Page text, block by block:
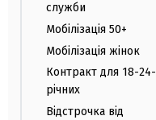
служби
Мобілізація 50+
Мобілізація жінок
Контракт для 18-24-
річних
Відстрочка від